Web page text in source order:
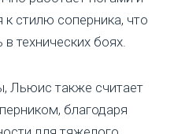
стилю соперника, что
технических боях.
Льюис также считает
благодаря